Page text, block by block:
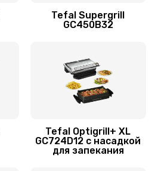
Tefal Supergrill
GC450B32
Tefal Optigrill+ XL
GC724D12 с насадкой
для запекания